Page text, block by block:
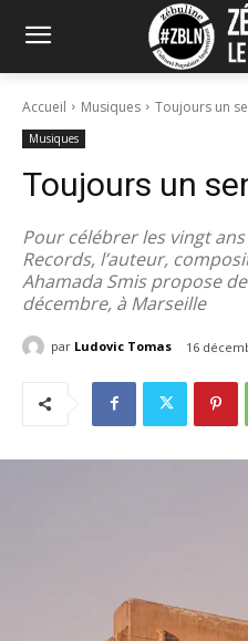
Accueil Musiques Toujours un
Musiques
Toujours un
Pour célébrer les vingt
Records, l’auteur,
Ahamada Smis propose
décembre, à Marseille
par Ludovic Tomas 16